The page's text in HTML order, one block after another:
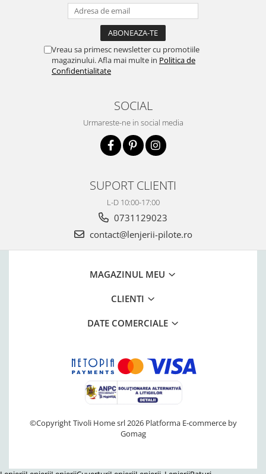
Vreau sa primesc newsletter cu promotiile
magazinului. Afla mai multe in Politica de
Confidentialitate
SOCIAL
Urmareste-ne in social media
SUPORT CLIENTI
L-D 10:00-17:00
0731129023
contact@lenjerii-pilote.ro
MAGAZINUL MEU
CLIENTI
DATE COMERCIALE
©Copyright Tivoli Home srl 2026 Platforma E-commerce by
Gomag